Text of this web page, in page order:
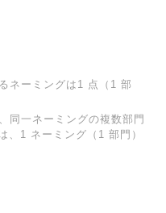
ネーミングは1 点（1 部
同一ネーミングの複数部門
、 1 ネーミング（1 部門）